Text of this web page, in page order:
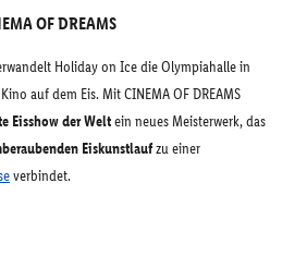
OF DREAMS
Holiday on Ice die Olympiahalle in
auf dem Eis. Mit CINEMA OF DREAMS
Eisshow der Weltein neues Meisterwerk, das
Eiskunstlaufzu einer
verbindet.